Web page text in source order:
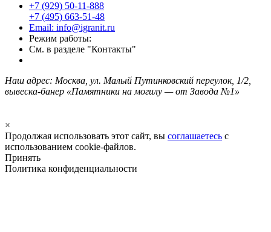
+7 (929) 50-11-888
+7 (495) 663-51-48
Email: info@igranit.ru
Режим работы:
См. в разделе "Контакты"
Наш адрес: Москва, ул. Малый Путинковский переулок, 1/2,
вывеска-банер «Памятники на могилу — от Завода №1»
×
Продолжая использовать этот сайт, вы соглашаетесь с
использованием cookie-файлов.
Принять
Политика конфиденциальности